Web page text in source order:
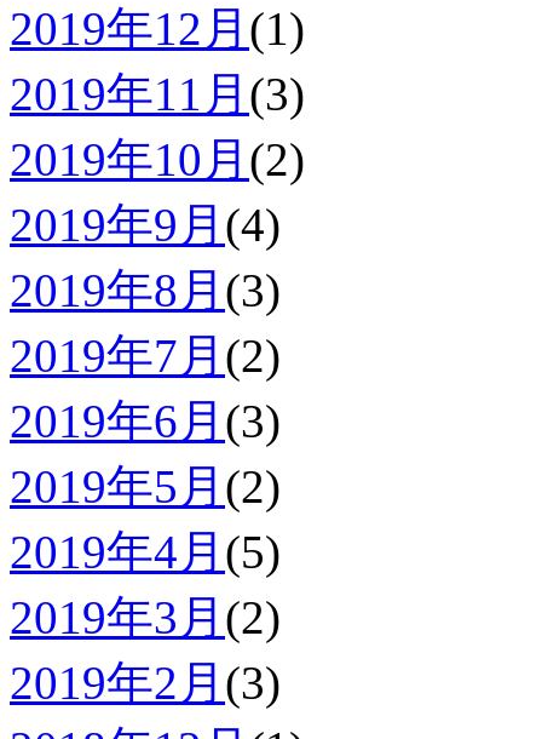
2019年12月 (1)
2019年11月 (3)
2019年10月 (2)
2019年9月 (4)
2019年8月 (3)
2019年7月 (2)
2019年6月 (3)
2019年5月 (2)
2019年4月 (5)
2019年3月 (2)
2019年2月 (3)